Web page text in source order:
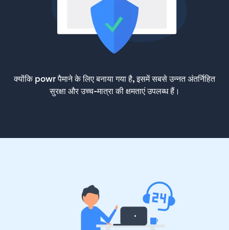
क्योंकि powr पैमाने के लिए बनाया गया है, इसमें सबसे उन्नत अंतर्निहित
सुरक्षा और उच्च-मात्रा की क्षमताएं उपलब्ध हैं।